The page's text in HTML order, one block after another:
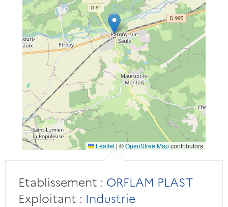
Leaflet | ©OpenStreetMapcontributors
Etablissement : ORFLAM PLAST
Exploitant : Industrie